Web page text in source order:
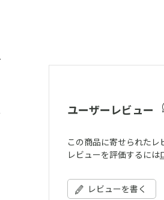
ユーザーレビュー
この商品に寄せられたレ
レビューを評価するには
レビューを書く